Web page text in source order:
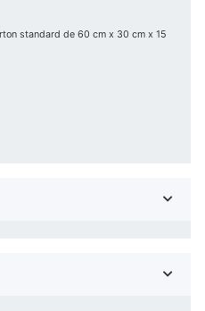
standard de 60 cm x 30 cm x 15